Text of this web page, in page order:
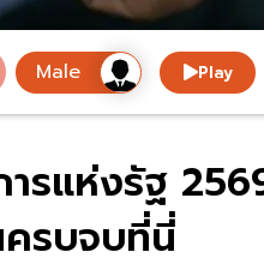
Play
รแห่งรัฐ
รบจบที่นี่